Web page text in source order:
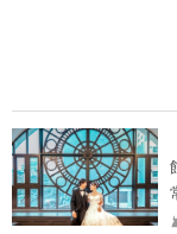
刻一刻と表情を変える空
でお好みの時間帯をセ
【特典】①ウェルカムボ
着目オリジナルドレス
ット数半額 ⑦撮影延長料